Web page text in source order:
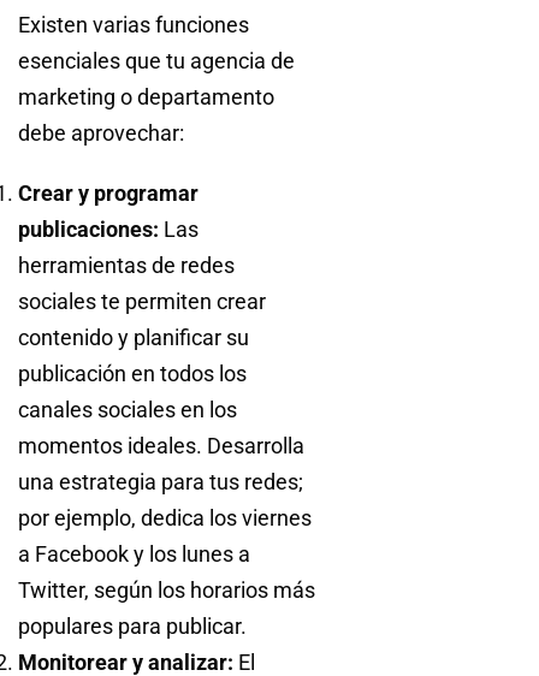
Existen varias funciones
esenciales que tu agencia de
marketing o departamento
debe aprovechar:
Crear y programar
publicaciones: Las
herramientas de redes
sociales te permiten crear
contenido y planificar su
publicación en todos los
canales sociales en los
momentos ideales. Desarrolla
una estrategia para tus redes;
por ejemplo, dedica los viernes
a Facebook y los lunes a
Twitter, según los horarios más
populares para publicar.
Monitorear y analizar: El